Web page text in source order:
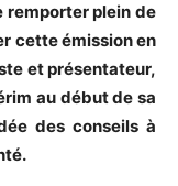
remporter plein de
cette émission en
et présentateur,
au début de sa
des conseils à